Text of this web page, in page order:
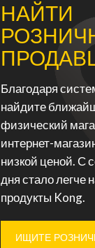
НАЙТИ
Благодаря
найдите
физический
интернет-
низкой ценой. С
дня стало легче
продукты Kong.
ИЩИТЕ